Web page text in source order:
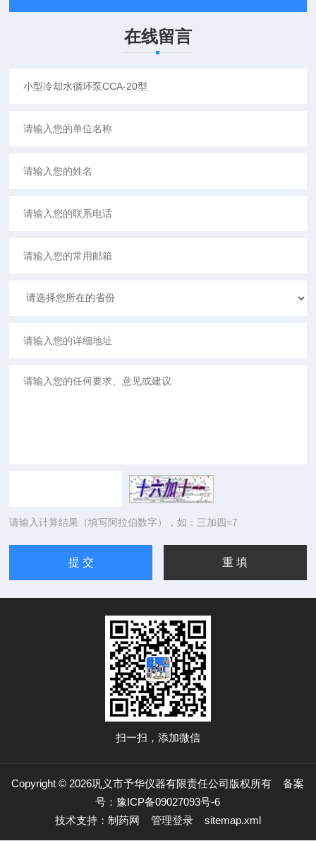
在线留言
请输入计算结果（填写阿拉伯数字），如：三加四=7
扫一扫，添加微信
Copyright © 2026巩义市予华仪器有限责任公司版权所有备案
号：豫ICP备09027093号-6
技术支持： 制药网 管理登录 sitemap.xml